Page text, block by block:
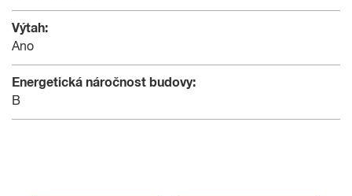
Výtah:
Ano
Energetická náročnost budovy:
B